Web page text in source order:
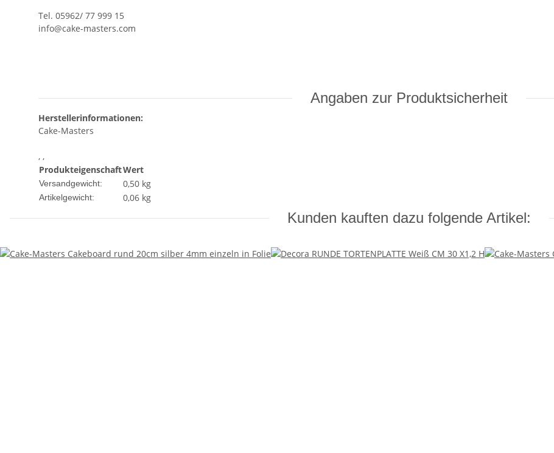
Tel. 05962/ 77 999 15
info@cake-masters.com
Angaben zur Produktsicherheit
Herstellerinformationen:
Cake-Masters
, ,
ProdukteigenschaftWert
Versandgewicht: 0,50 kg
Artikelgewicht: 0,06 kg
Kunden kauften dazu folgende Artikel: